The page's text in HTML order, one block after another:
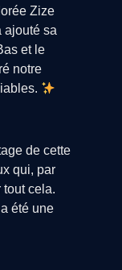
Zize
ajouté sa
et le
notre
de cette
qui, par
tout cela.
été une